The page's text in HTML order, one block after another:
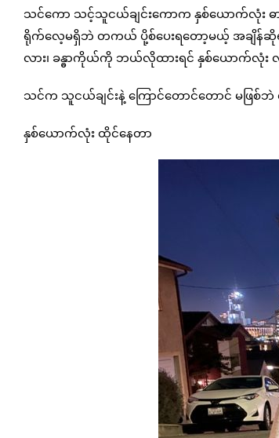
သင်ကော သင့်သူငယ်ချင်းကောက နှစ်ယောက်လုံး
ရိုက်လေ့မရှိဘဲ တကယ် ပို့စ်ပေးရတော့မယ့် အချိန်ဆို
လား၊ ခန္ဓာကိုယ်ကို ဘယ်လိုထားရင် နှစ်ယောက်လုံး လှမ
သင်က သူငယ်ချင်းနဲ့ ကြောင်တောင်တောင် မဖြစ်
နှစ်ယောက်လုံး ထိုင်နေတာ